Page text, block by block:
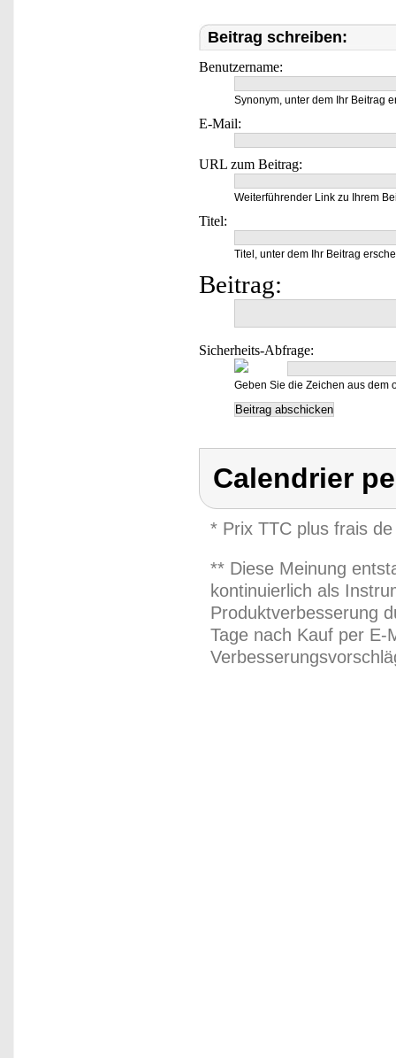
Beitrag schreiben:
Benutzername:
Synonym, unter dem Ihr Beitrag
E-Mail:
URL zum Beitrag:
Weiterführender Link zu Ihrem
Titel:
Titel, unter dem Ihr Beitrag
Beitrag:
Sicherheits-Abfrage:
Geben Sie die Zeichen aus dem
Calendrier
* Prix TTC plus frais
** Diese Meinung
kontinuierlich als
Produktverbesserung
Tage nach Kauf per E-